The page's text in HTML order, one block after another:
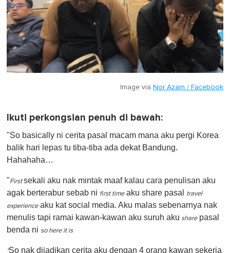
Image via Nor Azam / Facebook
Ikuti perkongsian penuh di bawah:
"So basically ni cerita pasal macam mana aku pergi Korea
balik hari lepas tu tiba-tiba ada dekat Bandung.
Hahahaha…
"Firstsekali aku nak mintak maaf kalau cara penulisan aku
agak berterabur sebab ni first timeaku share pasal
travel
experienceaku kat social media. Aku malas sebenarnya nak
menulis tapi ramai kawan-kawan aku suruh aku sharepasal
benda ni so here it is
"So nak dijadikan cerita aku dengan 4 orang kawan sekerja